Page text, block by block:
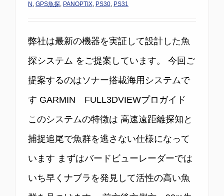
N , GPS魚探, PANOPTIX, PS30, PS31
弊社は最新の機器を実証して設計した魚
探システム をご提案しています。 今回ご
提案するのはソナー搭載海用システムで
す GARMIN FULL3DVIEWプロガイド
このシステムの特徴は 高速遠距離探知と
捕捉追尾で魚群を逃さない仕様になって
います まずはバードビューレーダーでは
いち早くナブラを発見して活性の高い魚